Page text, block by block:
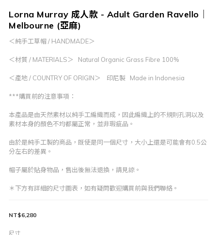
Lorna Murray 成人款 - Adult Garden Ravello｜
Melbourne (亞麻)
＜純手工草帽 / HANDMADE＞
＜材質 / MATERIALS＞   Natural Organic Grass Fibre 100%
＜產地 / COUNTRY OF ORIGIN＞    印尼製   Made in Indonesia
***購買前的注意事項：
本產品是由天然素材以純手工編織而成，因此編織上的不規則孔洞以及
素材本身的顏色不均都屬正常，並非瑕疵品。
由於是純手工製的商品，既使是同一個尺寸，大小上還是可能會有0.5公
分左右的差異。
帽子屬於貼身物品，售出後無法退換，請見諒。
＊下方有詳細的尺寸圖表，如有疑問歡迎購買前與我們聯絡。
NT$6,280
尺寸